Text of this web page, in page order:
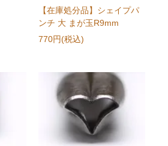
【在庫処分品】シェイプパ
ンチ 大 まが玉R9mm
770円(税込)